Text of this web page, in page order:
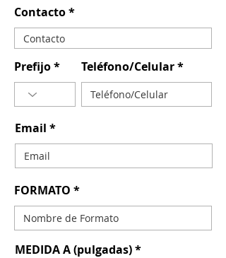
Contacto
Prefijo Teléfono/Celular
Email
FORMATO
MEDIDA A (pulgadas)